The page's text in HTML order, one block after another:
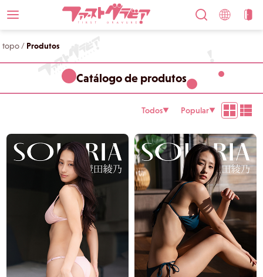
topo / Produtos
Catálogo de produtos
Todos▼ Popular▼